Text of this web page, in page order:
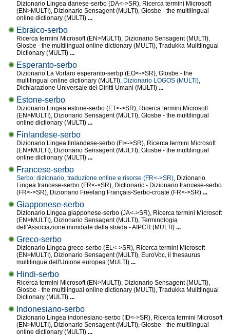
Dizionario Lingea danese-serbo (DA<->SR), Ricerca termini Microsoft
(EN>MULTI), Dizionario Sensagent (MULTI), Glosbe - the multilingual
online dictionary (MULTI) ...
Ebraico-serbo
Ricerca termini Microsoft (EN>MULTI), Dizionario Sensagent (MULTI),
Glosbe - the multilingual online dictionary (MULTI), Tradukka Mulitlingual
Dictionary (MULTI) ...
Esperanto-serbo
Dizionario La Vortaro esperanto-serbp (EO<->SR), Glosbe - the
multilingual online dictionary (MULTI), Dizionario LOGOS (MULTI),
Dichiarazione Universale dei Diritti Umani (MULTI) ...
Estone-serbo
Dizionario Lingea estone-serbo (ET<->SR), Ricerca termini Microsoft
(EN>MULTI), Dizionario Sensagent (MULTI), Glosbe - the multilingual
online dictionary (MULTI) ...
Finlandese-serbo
Dizionario Lingea finlandese-serbo (FI<->SR), Ricerca termini Microsoft
(EN>MULTI), Dizionario Sensagent (MULTI), Glosbe - the multilingual
online dictionary (MULTI) ...
Francese-serbo
Serbo: dizionario, traduzione online e risorse (FR<->SR), Dizionario
Lingea francese-serbo (FR<->SR), Dictionaric - Dizionario francese-serbo
(FR<->SR), Dizionario Freelang Français-Serbo-croate (FR<->SR) ...
Giapponese-serbo
Dizionario Lingea giapponese-serbo (JA<->SR), Ricerca termini Microsoft
(EN>MULTI), Dizionario Sensagent (MULTI), Terminologia
dell'Associazione mondiale della strada - AIPCR (MULTI) ...
Greco-serbo
Dizionario Lingea greco-serbo (EL<->SR), Ricerca termini Microsoft
(EN>MULTI), Dizionario Sensagent (MULTI), EuroVoc, il thesaurus
multilingue dell'Unione europea (MULTI) ...
Hindi-serbo
Ricerca termini Microsoft (EN>MULTI), Dizionario Sensagent (MULTI),
Glosbe - the multilingual online dictionary (MULTI), Tradukka Mulitlingual
Dictionary (MULTI) ...
Indonesiano-serbo
Dizionario Lingea indonesiano-serbo (ID<->SR), Ricerca termini Microsoft
(EN>MULTI), Dizionario Sensagent (MULTI), Glosbe - the multilingual
online dictionary (MULTI) ...